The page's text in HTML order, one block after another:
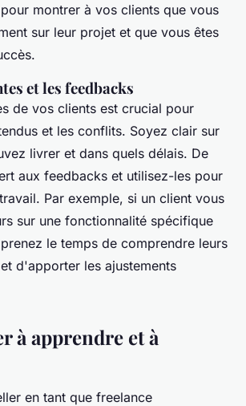
montrer à vos clients que vous
sur leur projet et que vous êtes
et les feedbacks
de vos clients est crucial pour
et les conflits. Soyez clair sur
livrer et dans quels délais. De
aux feedbacks et utilisez-les pour
Par exemple, si un client vous
sur une fonctionnalité spécifique
le temps de comprendre leurs
d'apporter les ajustements
à apprendre et à
en tant que freelance